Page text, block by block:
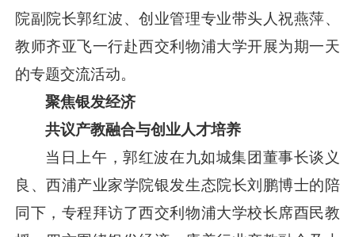
院副院长郭红波、创业管理专业带头人祝燕萍、
教师齐亚飞一行赴西交利物浦大学开展为期一天
的专题交流活动。
聚焦银发经济
共议产教融合与创业人才培养
当日上午，郭红波在九如城集团董事长谈义
良、西浦产业家学院银发生态院长刘鹏博士的陪
同下，专程拜访了西交利物浦大学校长席酉民教